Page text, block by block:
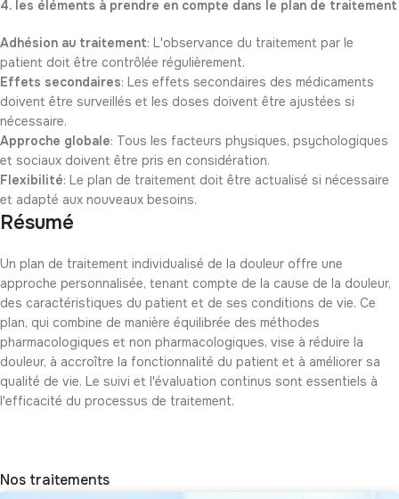
4. les éléments à prendre en compte dans le plan de traitement
Adhésion au traitement: L'observance du traitement par le
patient doit être contrôlée régulièrement.
Effets secondaires: Les effets secondaires des médicaments
doivent être surveillés et les doses doivent être ajustées si
nécessaire.
Approche globale: Tous les facteurs physiques, psychologiques
et sociaux doivent être pris en considération.
Flexibilité: Le plan de traitement doit être actualisé si nécessaire
et adapté aux nouveaux besoins.
Résumé
Un plan de traitement individualisé de la douleur offre une
approche personnalisée, tenant compte de la cause de la douleur,
des caractéristiques du patient et de ses conditions de vie. Ce
plan, qui combine de manière équilibrée des méthodes
pharmacologiques et non pharmacologiques, vise à réduire la
douleur, à accroître la fonctionnalité du patient et à améliorer sa
qualité de vie. Le suivi et l'évaluation continus sont essentiels à
l'efficacité du processus de traitement.
Nos traitements